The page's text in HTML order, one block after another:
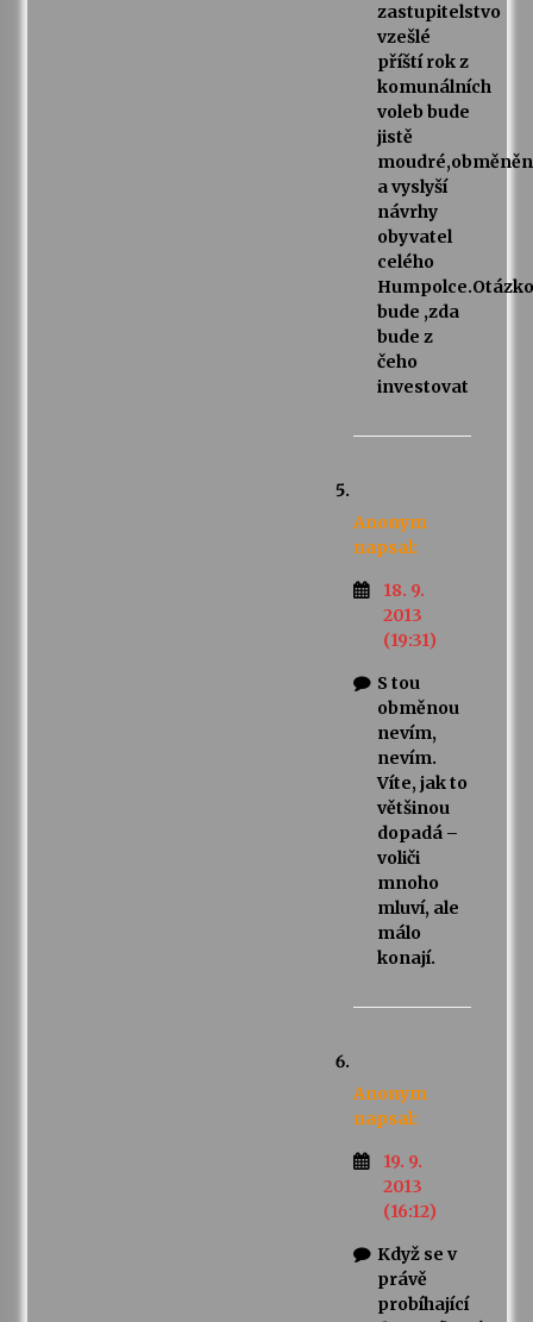
zastupitelstvo
vzešlé
příští rok z
komunálních
voleb bude
jistě
a vyslyší
návrhy
obyvatel
celého
bude ,zda
bude z
čeho
investovat
Anonym
napsal:
18. 9.
2013
(19:31)
S tou
obměnou
nevím,
nevím.
Víte, jak to
většinou
dopadá –
voliči
mnoho
mluví, ale
málo
konají.
Anonym
napsal:
19. 9.
2013
(16:12)
Když se v
právě
probíhající